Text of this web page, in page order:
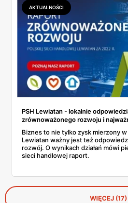
AKTUALNOŚCI
PSH Lewiatan - lokalnie
zrównoważonego rozwoju i
Biznes to nie tylko zysk mierzony w
Lewiatan ważny jest też
rozwój. O wynikach działań mówi
sieci handlowej raport.
WIĘCEJ (17)